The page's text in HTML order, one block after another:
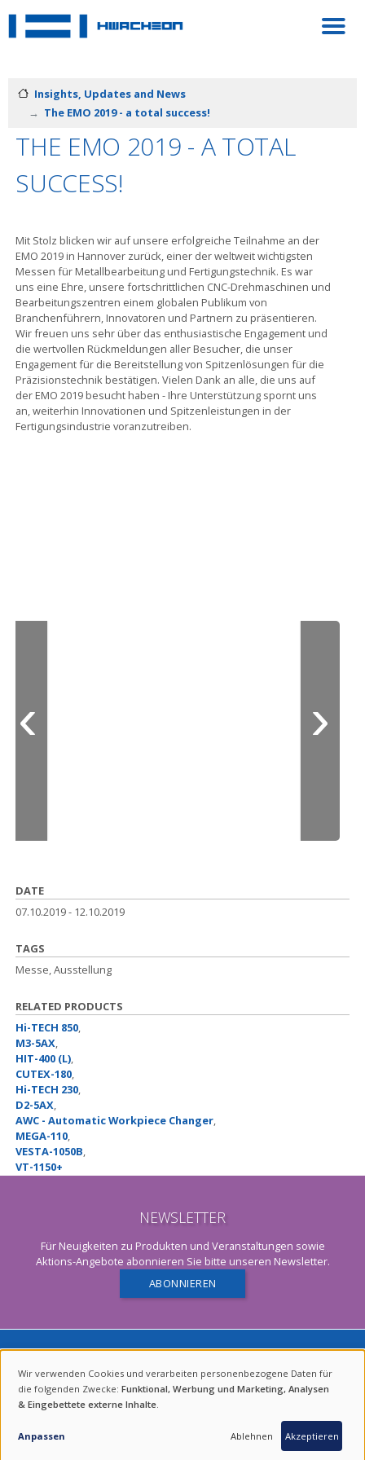
Insights, Updates and News
The EMO 2019 - a total success!
THE EMO 2019 - A TOTAL
SUCCESS!
Mit Stolz blicken wir auf unsere erfolgreiche Teilnahme an der
EMO 2019 in Hannover zurück, einer der weltweit wichtigsten
Messen für Metallbearbeitung und Fertigungstechnik. Es war
uns eine Ehre, unsere fortschrittlichen CNC-Drehmaschinen und
Bearbeitungszentren einem globalen Publikum von
Branchenführern, Innovatoren und Partnern zu präsentieren.
Wir freuen uns sehr über das enthusiastische Engagement und
die wertvollen Rückmeldungen aller Besucher, die unser
Engagement für die Bereitstellung von Spitzenlösungen für die
Präzisionstechnik bestätigen. Vielen Dank an alle, die uns auf
der EMO 2019 besucht haben - Ihre Unterstützung spornt uns
an, weiterhin Innovationen und Spitzenleistungen in der
Fertigungsindustrie voranzutreiben.
DATE
07.10.2019- 12.10.2019
TAGS
Messe, Ausstellung
RELATED PRODUCTS
Hi-TECH 850,
M3-5AX,
HIT-400 (L),
CUTEX-180,
Hi-TECH 230,
D2-5AX,
AWC - Automatic Workpiece Changer,
MEGA-110,
VESTA-1050B,
VT-1150+
NEWSLETTER
Für Neuigkeiten zu Produkten und Veranstaltungen sowie
Aktions-Angebote abonnieren Sie bitte unseren Newsletter.
ABONNIEREN
BLEIBENDE WERTE.
VERWENDUNG
VON
PERSONENBEZOGENEN
Wir verwenden Cookies und verarbeiten personenbezogene Daten für
die folgenden Zwecke:Funktional, Werbung und Marketing, Analysen
& Eingebettete externe Inhalte.
Anpassen Ablehnen Akzeptieren